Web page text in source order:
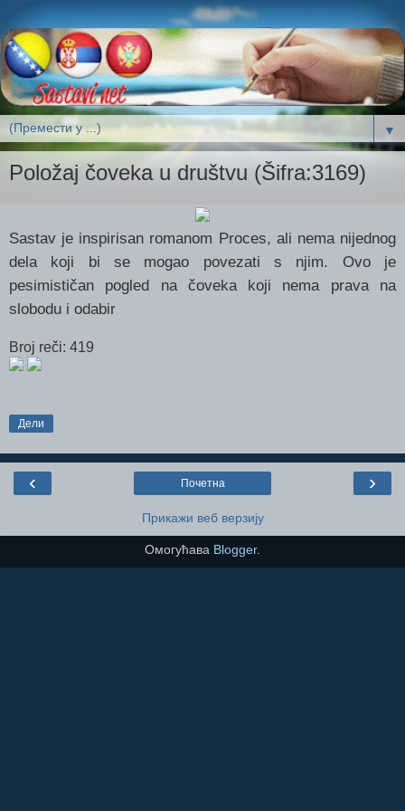
▼
Položaj čoveka u društvu (Šifra:3169)
Sastav je inspirisan romanom Proces, ali nema nijednog
dela koji bi se mogao povezati s njim. Ovo je
pesimističan pogled na čoveka koji nema prava na
slobodu i odabir
Broj reči: 419
Дели
‹ ›
Почетна
Прикажи веб верзију
Омогућава Blogger.